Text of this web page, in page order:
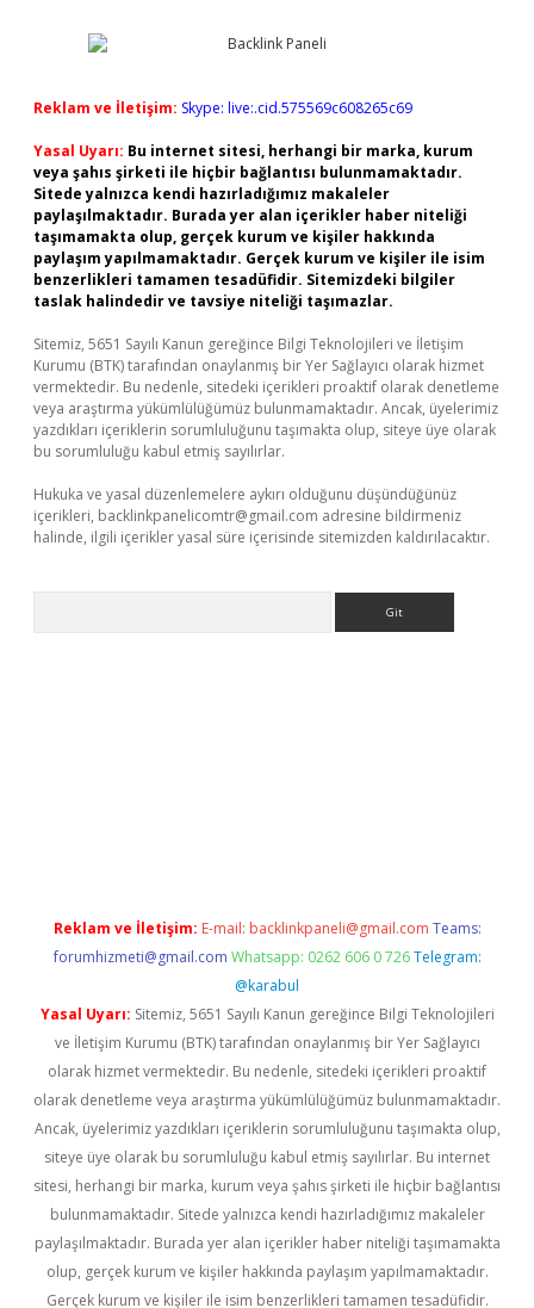
Reklam ve İletişim: Skype: live:.cid.575569c608265c69
Yasal Uyarı: Bu internet sitesi, herhangi bir marka, kurum
veya şahıs şirketi ile hiçbir bağlantısı bulunmamaktadır.
Sitede yalnızca kendi hazırladığımız makaleler
paylaşılmaktadır. Burada yer alan içerikler haber niteliği
taşımamakta olup, gerçek kurum ve kişiler hakkında
paylaşım yapılmamaktadır. Gerçek kurum ve kişiler ile isim
benzerlikleri tamamen tesadüfidir. Sitemizdeki bilgiler
taslak halindedir ve tavsiye niteliği taşımazlar.
Sitemiz, 5651 Sayılı Kanun gereğince Bilgi Teknolojileri ve İletişim
Kurumu (BTK) tarafından onaylanmış bir Yer Sağlayıcı olarak hizmet
vermektedir. Bu nedenle, sitedeki içerikleri proaktif olarak denetleme
veya araştırma yükümlülüğümüz bulunmamaktadır. Ancak, üyelerimiz
yazdıkları içeriklerin sorumluluğunu taşımakta olup, siteye üye olarak
bu sorumluluğu kabul etmiş sayılırlar.
Hukuka ve yasal düzenlemelere aykırı olduğunu düşündüğünüz
içerikleri, backlinkpanelicomtr@gmail.com adresine bildirmeniz
halinde, ilgili içerikler yasal süre içerisinde sitemizden kaldırılacaktır.
Reklam ve İletişim: E-mail: backlinkpaneli@gmail.com Teams:
forumhizmeti@gmail.com Whatsapp: 0262 606 0 726 Telegram:
@karabul
Yasal Uyarı: Sitemiz, 5651 Sayılı Kanun gereğince Bilgi Teknolojileri
ve İletişim Kurumu (BTK) tarafından onaylanmış bir Yer Sağlayıcı
olarak hizmet vermektedir. Bu nedenle, sitedeki içerikleri proaktif
olarak denetleme veya araştırma yükümlülüğümüz bulunmamaktadır.
Ancak, üyelerimiz yazdıkları içeriklerin sorumluluğunu taşımakta olup,
siteye üye olarak bu sorumluluğu kabul etmiş sayılırlar. Bu internet
sitesi, herhangi bir marka, kurum veya şahıs şirketi ile hiçbir bağlantısı
bulunmamaktadır. Sitede yalnızca kendi hazırladığımız makaleler
paylaşılmaktadır. Burada yer alan içerikler haber niteliği taşımamakta
olup, gerçek kurum ve kişiler hakkında paylaşım yapılmamaktadır.
Gerçek kurum ve kişiler ile isim benzerlikleri tamamen tesadüfidir.